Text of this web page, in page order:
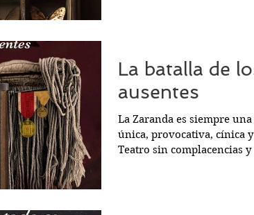
que los arroja al escenario,
fragmentos, parece que
de los personajes como si
un infortunado dios.
La batalla de
ausentes
La Zaranda es siempre
única, provocativa, cínica y
Teatro sin complacencias y